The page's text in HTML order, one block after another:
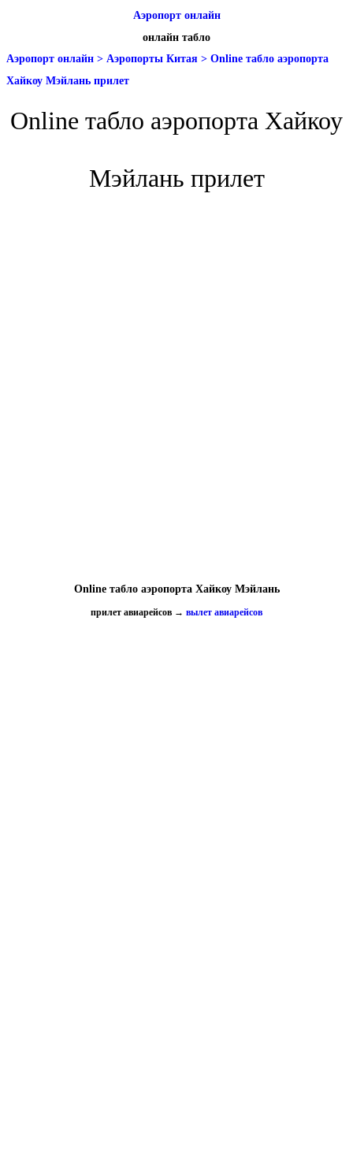
Аэропорт онлайн
онлайн табло
Аэропорт онлайн > Аэропорты Китая > Online табло аэропорта
Хайкоу Мэйлань прилет
Online табло аэропорта Хайкоу
Мэйлань прилет
Online табло аэропорта Хайкоу Мэйлань
прилет авиарейсов → вылет авиарейсов